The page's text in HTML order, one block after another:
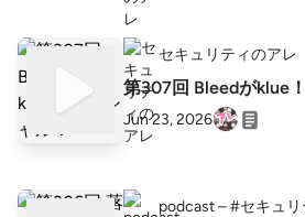
セキュリティのアレ
第307回 Bleedがklue
Jun 23, 2026
podcast – #セキュ